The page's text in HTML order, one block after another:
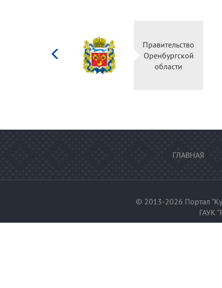
культуры
Российской
Правительство
Оренбургской
области
ГЛАВНАЯ
© 2013-2026 Портал
ГАУК